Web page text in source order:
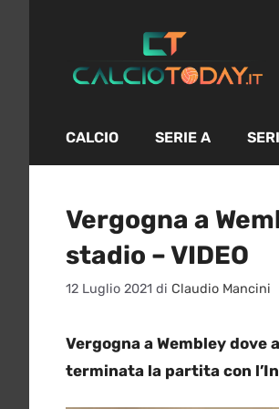
contenuto
CALCIO SERIE A
Vergogna a
stadio – VIDEO
12 Luglio 2021 di Claudio Mancini
Vergogna a Wembley
terminata la partita con